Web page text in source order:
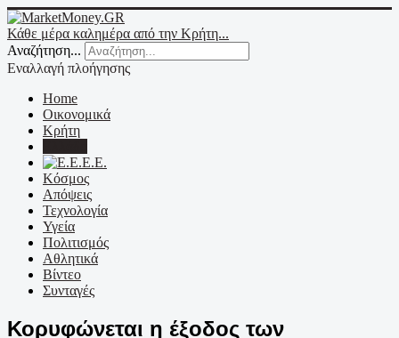
Κάθε μέρα καλημέρα από την Κρήτη...
Αναζήτηση...
Εναλλαγή πλοήγησης
Home
Οικονομικά
Κρήτη
Ε.Ε.
Κόσμος
Απόψεις
Τεχνολογία
Υγεία
Πολιτισμός
Αθλητικά
Βίντεο
Συνταγές
Κορυφώνεται η έξοδος των